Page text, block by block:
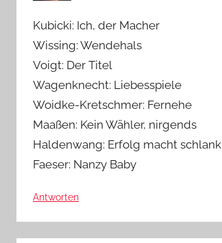
Kubicki: Ich, der Macher
Wissing: Wendehals
Voigt: Der Titel
Wagenknecht: Liebesspiele
Woidke-Kretschmer: Fernehe
Maaßen: Kein Wähler, nirgends
Haldenwang: Erfolg macht schlank
Faeser: Nanzy Baby
Antworten